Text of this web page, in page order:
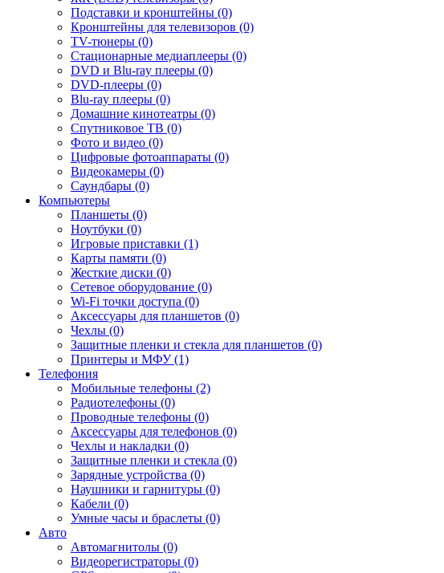
Подставки и кронштейны (0)
Кронштейны для телевизоров (0)
TV-тюнеры (0)
Стационарные медиаплееры (0)
DVD и Blu-ray плееры (0)
DVD-плееры (0)
Blu-ray плееры (0)
Домашние кинотеатры (0)
Спутниковое ТВ (0)
Фото и видео (0)
Цифровые фотоаппараты (0)
Видеокамеры (0)
Саундбары (0)
Компьютеры
Планшеты (0)
Ноутбуки (0)
Игровые приставки (1)
Карты памяти (0)
Жесткие диски (0)
Сетевое оборудование (0)
Wi-Fi точки доступа (0)
Аксессуары для планшетов (0)
Чехлы (0)
Защитные пленки и стекла для планшетов (0)
Принтеры и МФУ (1)
Телефония
Мобильные телефоны (2)
Радиотелефоны (0)
Проводные телефоны (0)
Аксессуары для телефонов (0)
Чехлы и накладки (0)
Защитные пленки и стекла (0)
Зарядные устройства (0)
Наушники и гарнитуры (0)
Кабели (0)
Умные часы и браслеты (0)
Авто
Автомагнитолы (0)
Видеорегистраторы (0)